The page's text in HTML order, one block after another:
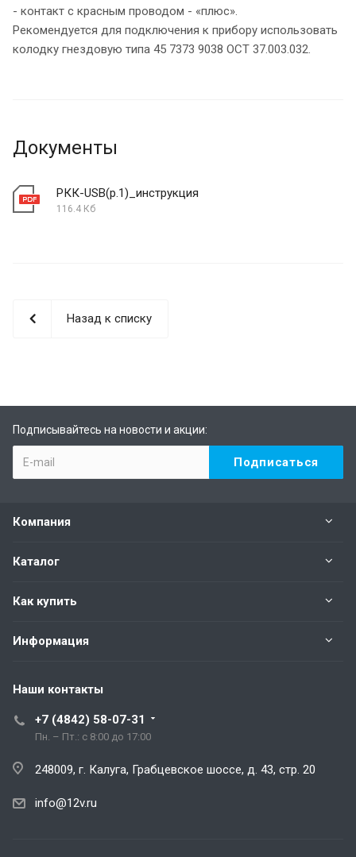
- контакт с красным проводом - «плюс».
Рекомендуется для подключения к прибору использовать
колодку гнездовую типа 45 7373 9038 ОСТ 37.003.032.
Документы
РКК-USB(р.1)_инструкция
116.4 Кб
Назад к списку
Подписывайтесь на новости и акции:
Компания
Каталог
Как купить
Информация
Наши контакты
+7 (4842) 58-07-31
Пн. – Пт.: с 8:00 до 17:00
248009, г. Калуга, Грабцевское шоссе, д. 43, стр. 20
info@12v.ru